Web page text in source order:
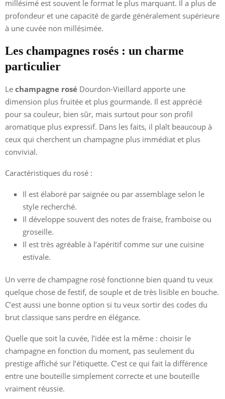
millésimé est souvent le format le plus marquant. Il a plus de
profondeur et une capacité de garde généralement supérieure
à une cuvée non millésimée.
Les champagnes rosés : un charme
particulier
Le champagne rosé Dourdon-Vieillard apporte une
dimension plus fruitée et plus gourmande. Il est apprécié
pour sa couleur, bien sûr, mais surtout pour son profil
aromatique plus expressif. Dans les faits, il plaît beaucoup à
ceux qui cherchent un champagne plus immédiat et plus
convivial.
Caractéristiques du rosé :
Il est élaboré par saignée ou par assemblage selon le
style recherché.
Il développe souvent des notes de fraise, framboise ou
groseille.
Il est très agréable à l’apéritif comme sur une cuisine
estivale.
Un verre de champagne rosé fonctionne bien quand tu veux
quelque chose de festif, de souple et de très lisible en bouche.
C’est aussi une bonne option si tu veux sortir des codes du
brut classique sans perdre en élégance.
Quelle que soit la cuvée, l’idée est la même : choisir le
champagne en fonction du moment, pas seulement du
prestige affiché sur l’étiquette. C’est ce qui fait la différence
entre une bouteille simplement correcte et une bouteille
vraiment réussie.